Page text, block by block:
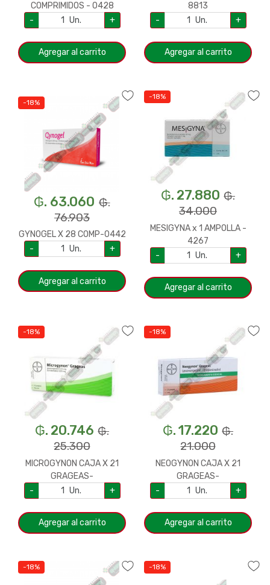
COMPRIMIDOS - 0428
-
Un. +
Agregar al carrito
8813
-
Un. +
Agregar al carrito
-18%
₲. 63.060 ₲.
76.903
GYNOGEL X 28 COMP-0442
-
Un. +
Agregar al carrito
-18%
₲. 27.880 ₲.
34.000
MESIGYNA x 1 AMPOLLA -
4267
-
Un. +
Agregar al carrito
-18%
₲. 20.746 ₲.
25.300
MICROGYNON CAJA X 21
GRAGEAS-
1014/5878/3610
- Un. +
Agregar al carrito
-18%
₲. 17.220 ₲.
21.000
NEOGYNON CAJA X 21
GRAGEAS-
5946/1052/3672
- Un. +
Agregar al carrito
-18% -18%